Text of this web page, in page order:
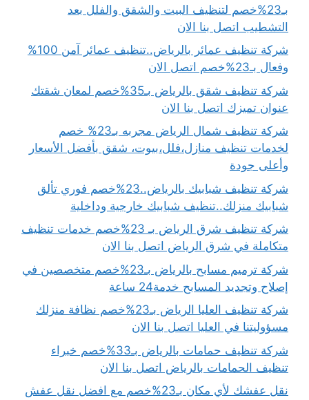
بـ23%خصم لتنظيف البيت والشقق والفلل بعد
التشطيب اتصل بنا الان
شركة تنظيف عمائر بالرياض..تنظيف عمائر آمن 100%
وفعال بـ23%خصم اتصل الان
شركة تنظيف شقق بالرياض بـ35%خصم لمعان شقتك
عنوان تميزك اتصل بنا الان
شركة تنظيف شمال الرياض مجربه بـ23% خصم
لخدمات تنظيف منازل،فلل،بيوت، شقق بأفضل الأسعار
وأعلى جودة
شركة تنظيف شبابيك بالرياض..23%خصم فوري تألق
شبابيك منزلك..تنظيف شبابيك خارجية وداخلية
شركة تنظيف شرق الرياض بـ 23%خصم خدمات تنظيف
متكاملة في شرق الرياض اتصل بنا الان
شركة ترميم مسابح بالرياض بـ23%خصم متخصصين في
إصلاح وتجديد المسابح خدمة24 ساعة
شركة تنظيف العليا الرياض بـ23%خصم نظافة منزلك
مسؤوليتنا في العليا اتصل بنا الان
شركة تنظيف حمامات بالرياض بـ33%خصم خبراء
تنظيف الحمامات بالرياض اتصل بنا الان
نقل عفشك لأي مكان بـ23%خصم مع افضل نقل عفش